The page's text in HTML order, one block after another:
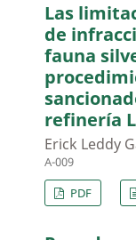
Las
de
fauna
refinería
Erick Leddy
A-009
PDF